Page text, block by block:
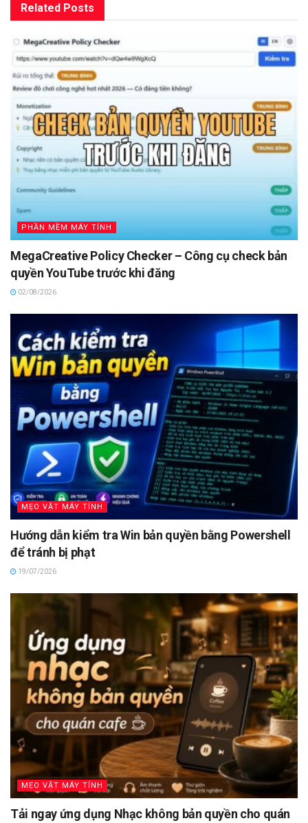
Related Posts
PHẦN MỀM MÁY TÍNH
MegaCreative Policy Checker – Công cụ check bản
quyền YouTube trước khi đăng
02/08/2026
MẸO VẶT MÁY TÍNH
Hướng dẫn kiểm tra Win bản quyền bằng Powershell
để tránh bị phạt
19/07/2026
MẸO VẶT MÁY TÍNH
Tải ngay ứng dụng Nhạc không bản quyền cho quán